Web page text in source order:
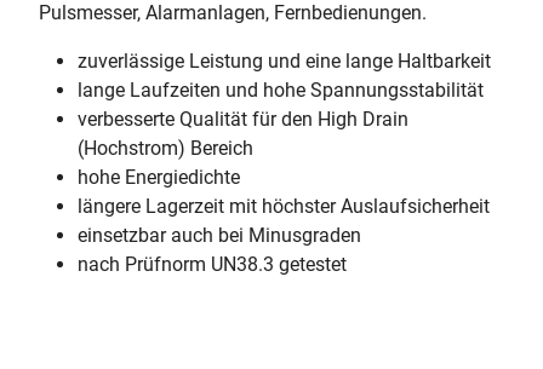
Pulsmesser, Alarmanlagen, Fernbedienungen.
zuverlässige Leistung und eine lange Haltbarkeit
lange Laufzeiten und hohe Spannungsstabilität
verbesserte Qualität für den High Drain
(Hochstrom) Bereich
hohe Energiedichte
längere Lagerzeit mit höchster Auslaufsicherheit
einsetzbar auch bei Minusgraden
nach Prüfnorm UN38.3 getestet